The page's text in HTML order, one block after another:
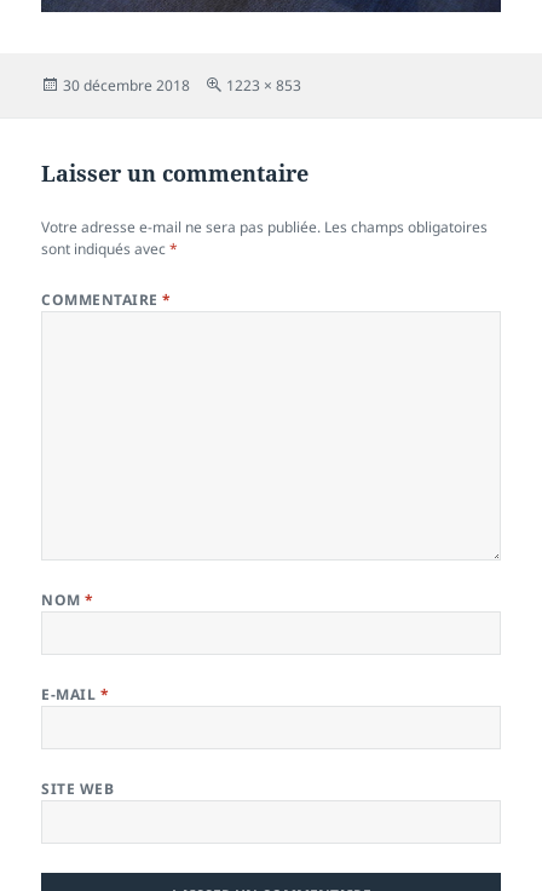
Publié
30 décembre 2018
Taille
1223 × 853
Laisser un commentaire
Votre adresse e-mail ne sera pas publiée. Les champs obligatoires
sont indiqués avec*
COMMENTAIRE*
NOM*
E-MAIL *
SITE WEB